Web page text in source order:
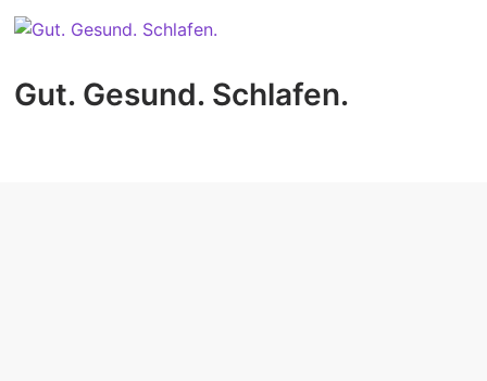
Gut. Gesund. Schlafen.